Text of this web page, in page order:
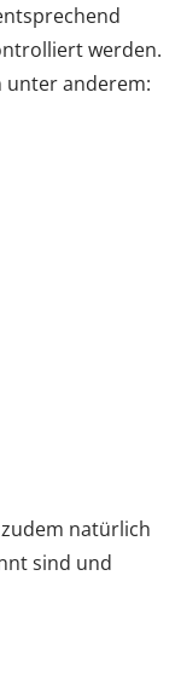
werden.
unter anderem:
natürlich
sind und